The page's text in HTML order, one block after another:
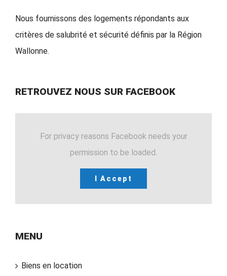
Nous fournissons des logements répondants aux
critères de salubrité et sécurité définis par la Région
Wallonne.
RETROUVEZ NOUS SUR FACEBOOK
For privacy reasons Facebook needs your
permission to be loaded.
I Accept
MENU
Biens en location